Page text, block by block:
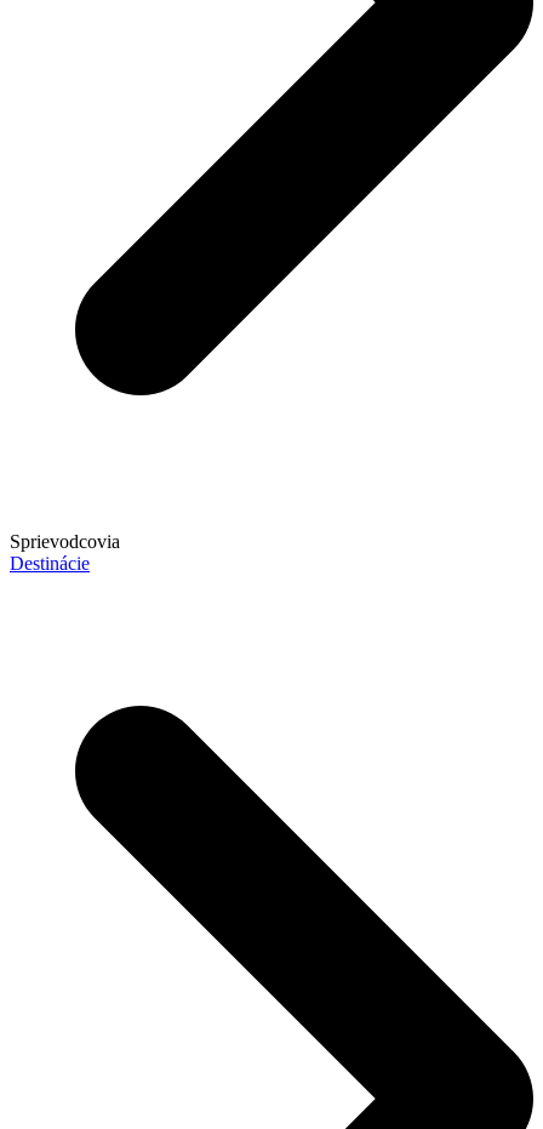
Sprievodcovia
Destinácie